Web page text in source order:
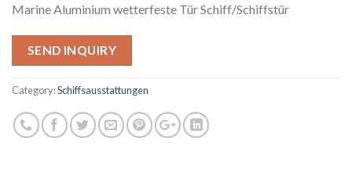
Marine Aluminium wetterfeste Tür Schiff/Schiffstür
SEND INQUIRY
Category:Schiffsausstattungen